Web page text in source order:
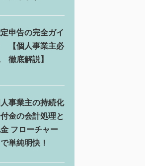
申告の完全ガイ
【個人事業主必
徹底解説】
事業主の持続化
金の会計処理と
フローチャー
で単純明快！